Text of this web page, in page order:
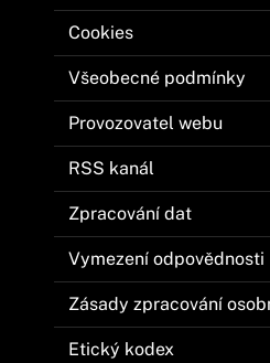
Cookies
Všeobecné podmínky
Provozovatel webu
RSS kanál
Zpracování dat
Vymezení odpovědnosti
Zásady zpracování
Etický kodex